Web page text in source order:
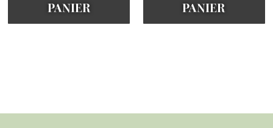
PANIER PANIER